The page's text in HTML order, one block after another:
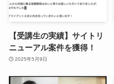
【受講生の実績】サイトリ
ニューアル案件を獲得！
2025年5月9日